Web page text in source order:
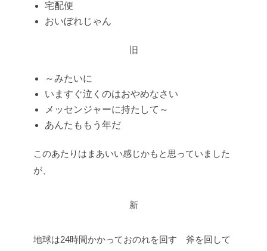
宅配便
おいぼれじゃん
旧
～みたいに
いますぐ泣くのはおやめなさい
メッセンジャーに持たして～
あんたももう年だ
このあたりはまあいい感じかもと思っていました
が、
新
地球は24時間かかっておのれを回す 斧を回して